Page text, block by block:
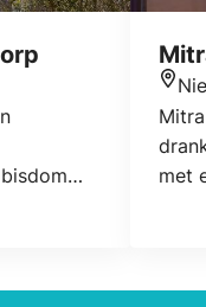
van
met
een